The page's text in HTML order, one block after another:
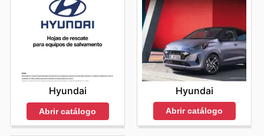
Hyundai
Abrir catálogo
Hyundai
Abrir catálogo